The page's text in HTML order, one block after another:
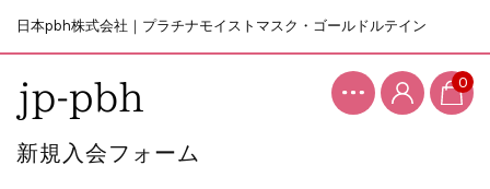
日本pbh株式会社｜プラチナモイストマスク・ゴールドルテイン
0
新規入会フォーム